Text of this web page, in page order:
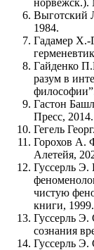
Выготский
1984.
Гадамер Х.-
Гайденко
разум в
Гастон
Пресс, 2014.
Гегель
Горохов А.
Алетейя,
Гуссерль
чистую
книги, 1999.
Гуссерль Э.
сознания
Гуссерль Э.